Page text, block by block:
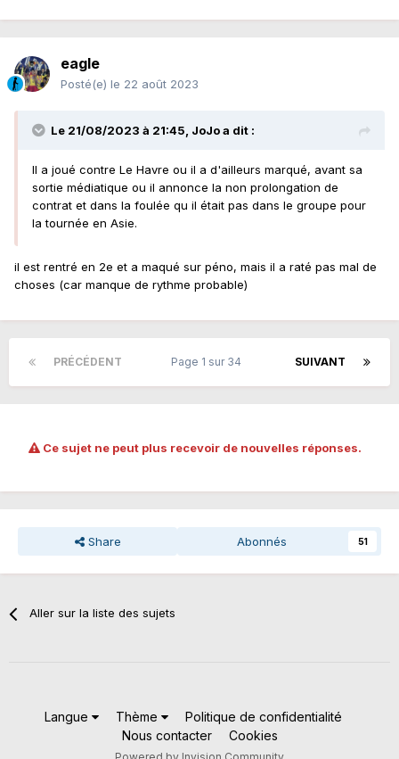
eagle
Posté(e) le 22 août 2023
Le 21/08/2023 à 21:45, JoJoa dit :
Il a joué contre Le Havre ou il a d'ailleurs marqué, avant sa
sortie médiatique ou il annonce la non prolongation de
contrat et dans la foulée qu il était pas dans le groupe pour
la tournée en Asie.
il est rentré en 2e et a maqué sur péno, mais il a raté pas mal de
choses (car manque de rythme probable)
PRÉCÉDENT SUIVANT
Page 1 sur 34
Ce sujet ne peut plus recevoir de nouvelles réponses.
Share Abonnés 51
Aller sur la liste des sujets
Langue Thème
Politique de confidentialité
Nous contacter
Cookies